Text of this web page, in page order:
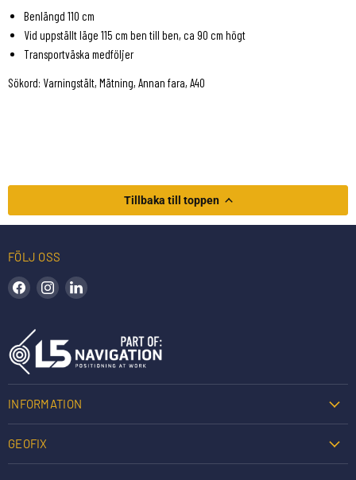
Benlängd 110 cm
Vid uppställt läge 115 cm ben till ben, ca 90 cm högt
Transportväska medföljer
Sökord: Varningstält, Mätning, Annan fara, A40
Tillbaka till toppen
FÖLJ OSS
Hitta oss på Facebook
Hitta oss på Instagram
INFORMATION
GEOFIX